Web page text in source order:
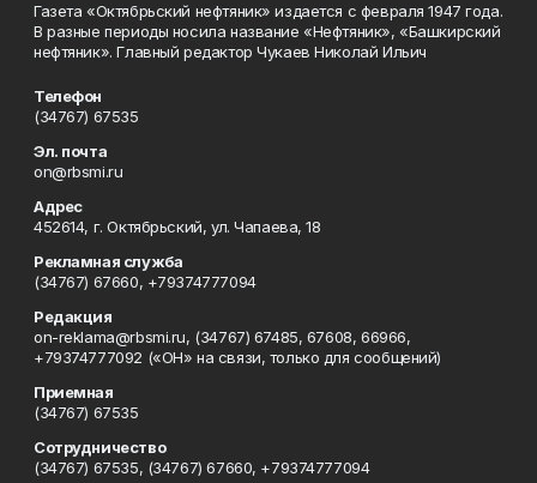
Газета «Октябрьский нефтяник» издается с февраля 1947 года.
В разные периоды носила название «Нефтяник», «Башкирский
нефтяник». Главный редактор Чукаев Николай Ильич
Телефон
(34767) 67535
Эл. почта
on@rbsmi.ru
Адрес
452614, г. Октябрьский, ул. Чапаева, 18
Рекламная служба
(34767) 67660, +79374777094
Редакция
on-reklama@rbsmi.ru, (34767) 67485, 67608, 66966,
+79374777092 («ОН» на связи, только для сообщений)
Приемная
(34767) 67535
Сотрудничество
(34767) 67535, (34767) 67660, +79374777094